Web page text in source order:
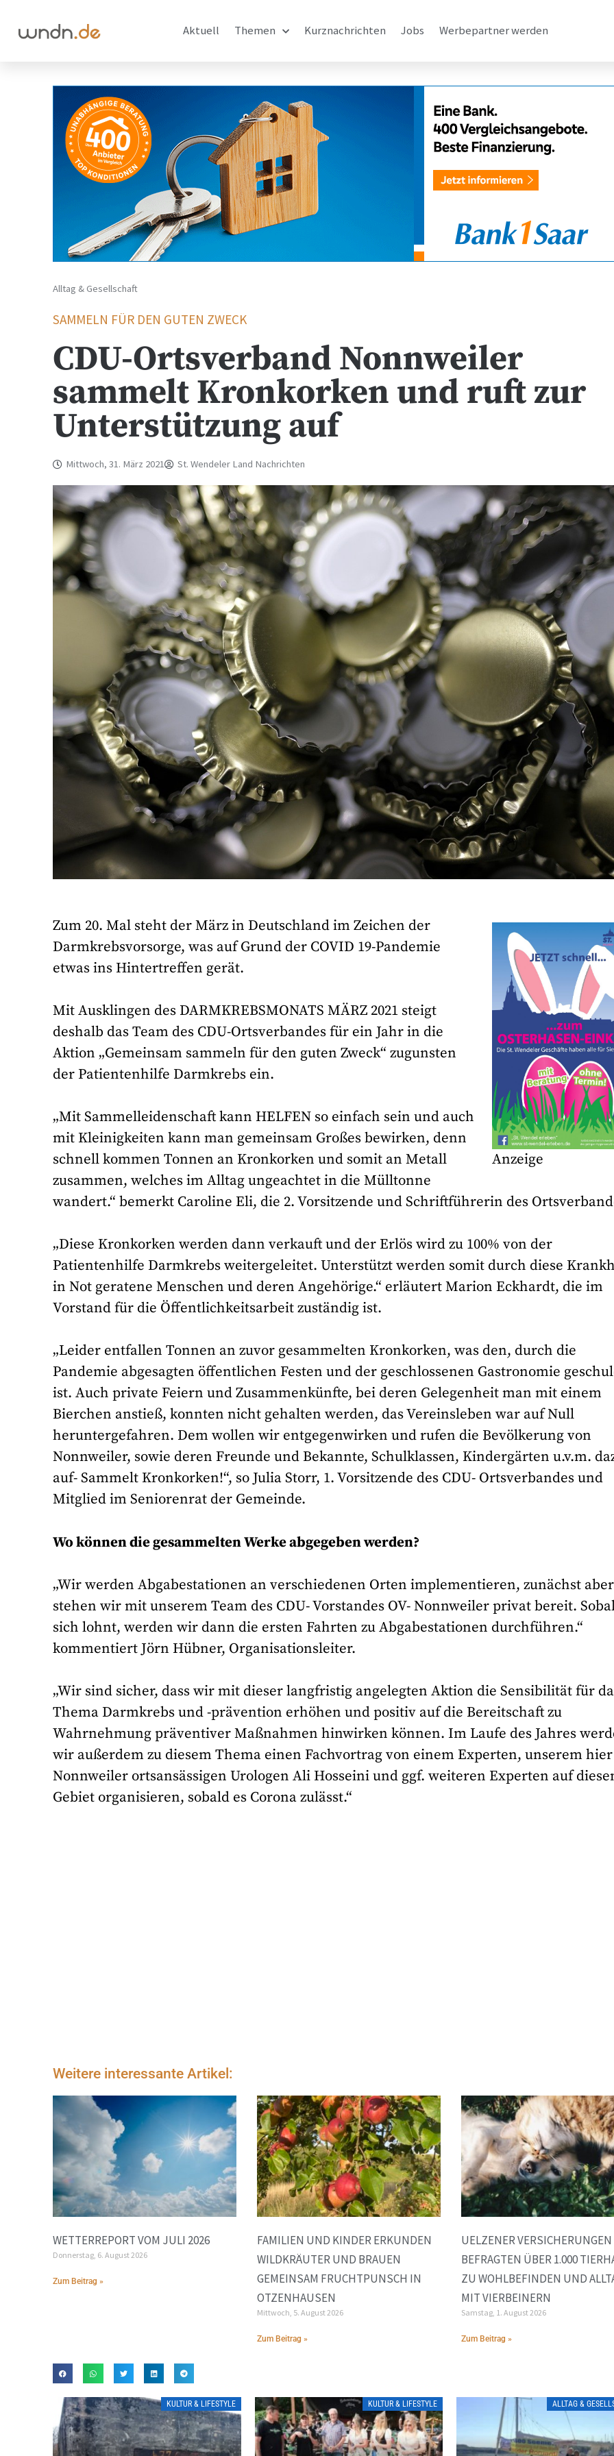
Aktuell Themen Kurznachrichten Jobs Werbepartner werden
Alltag & Gesellschaft
SAMMELN FÜR DEN GUTEN ZWECK
CDU-Ortsverband Nonnweiler
sammelt Kronkorken und ruft zur
Unterstützung auf
Mittwoch, 31. März 2021 St. Wendeler Land Nachrichten
Anzeige
Zum 20. Mal steht der März in Deutschland im Zeichen der
Darmkrebsvorsorge, was auf Grund der COVID 19-Pandemie
etwas ins Hintertreffen gerät.
Mit Ausklingen des DARMKREBSMONATS MÄRZ 2021 steigt
deshalb das Team des CDU-Ortsverbandes für ein Jahr in die
Aktion „Gemeinsam sammeln für den guten Zweck“ zugunsten
der Patientenhilfe Darmkrebs ein.
„Mit Sammelleidenschaft kann HELFEN so einfach sein und auch
mit Kleinigkeiten kann man gemeinsam Großes bewirken, denn
schnell kommen Tonnen an Kronkorken und somit an Metall
zusammen, welches im Alltag ungeachtet in die Mülltonne
wandert.“ bemerkt Caroline Eli, die 2. Vorsitzende und Schriftführerin des
„Diese Kronkorken werden dann verkauft und der Erlös wird zu 100% von der
Patientenhilfe Darmkrebs weitergeleitet. Unterstützt werden somit durch diese
in Not geratene Menschen und deren Angehörige.“ erläutert Marion Eckhardt, die im
Vorstand für die Öffentlichkeitsarbeit zuständig ist.
„Leider entfallen Tonnen an zuvor gesammelten Kronkorken, was den, durch die
Pandemie abgesagten öffentlichen Festen und der geschlossenen Gastronomie
ist. Auch private Feiern und Zusammenkünfte, bei deren Gelegenheit man mit einem
Bierchen anstieß, konnten nicht gehalten werden, das Vereinsleben war auf Null
heruntergefahren. Dem wollen wir entgegenwirken und rufen die Bevölkerung von
Nonnweiler, sowie deren Freunde und Bekannte, Schulklassen, Kindergärten u.v.m.
auf- Sammelt Kronkorken!“, so Julia Storr, 1. Vorsitzende des CDU- Ortsverbandes und
Mitglied im Seniorenrat der Gemeinde.
Wo können die gesammelten Werke abgegeben werden?
„Wir werden Abgabestationen an verschiedenen Orten implementieren, zunächst aber
stehen wir mit unserem Team des CDU- Vorstandes OV- Nonnweiler privat bereit.
sich lohnt, werden wir dann die ersten Fahrten zu Abgabestationen durchführen.“
kommentiert Jörn Hübner, Organisationsleiter.
„Wir sind sicher, dass wir mit dieser langfristig angelegten Aktion die Sensibilität für
Thema Darmkrebs und -prävention erhöhen und positiv auf die Bereitschaft zu
Wahrnehmung präventiver Maßnahmen hinwirken können. Im Laufe des Jahres
wir außerdem zu diesem Thema einen Fachvortrag von einem Experten, unserem
Nonnweiler ortsansässigen Urologen Ali Hosseini und ggf. weiteren Experten auf
Gebiet organisieren, sobald es Corona zulässt.“
Weitere interessante Artikel:
WETTERREPORT VOM JULI 2026
Donnerstag, 6. August 2026
Zum Beitrag »
FAMILIEN UND KINDER ERKUNDEN
WILDKRÄUTER UND BRAUEN
GEMEINSAM FRUCHTPUNSCH IN
OTZENHAUSEN
Mittwoch, 5. August 2026
Zum Beitrag »
UELZENER VERSICHERUNGEN
BEFRAGTEN ÜBER 1.000
ZU WOHLBEFINDEN UND
MIT VIERBEINERN
Samstag, 1. August 2026
Zum Beitrag »
KULTUR & LIFESTYLE KULTUR & LIFESTYLE ALLTAG &